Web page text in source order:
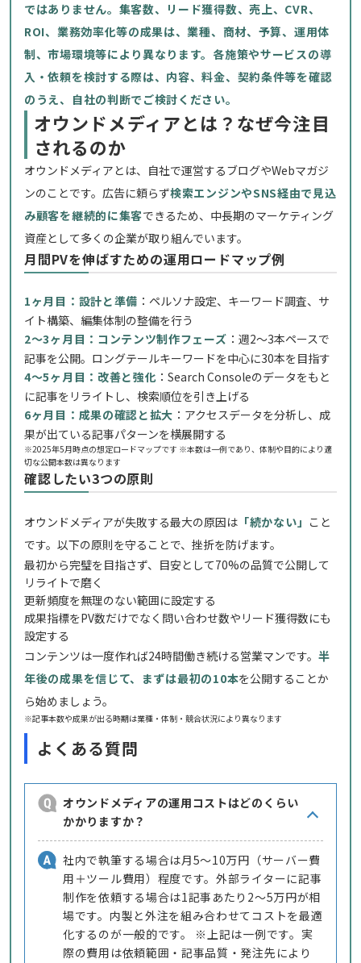
ではありません。集客数、リード獲得数、売上、CVR、
ROI、業務効率化等の成果は、業種、商材、予算、運用体
制、市場環境等により異なります。各施策やサービスの導
入・依頼を検討する際は、内容、料金、契約条件等を確認
のうえ、自社の判断でご検討ください。
オウンドメディアとは？なぜ今注目
されるのか
オウンドメディアとは、自社で運営するブログやWebマガジ
ンのことです。広告に頼らず検索エンジンやSNS経由で見込
み顧客を継続的に集客できるため、中長期のマーケティング
資産として多くの企業が取り組んでいます。
月間PVを伸ばすための運用ロードマップ例
1ヶ月目：設計と準備 ：ペルソナ設定、キーワード調査、サ
イト構築、編集体制の整備を行う
2〜3ヶ月目：コンテンツ制作フェーズ ：週2〜3本ペースで
記事を公開。ロングテールキーワードを中心に30本を目指す
4〜5ヶ月目：改善と強化 ：Search Consoleのデータをもと
に記事をリライトし、検索順位を引き上げる
6ヶ月目：成果の確認と拡大 ：アクセスデータを分析し、成
果が出ている記事パターンを横展開する
※2025年5月時点の想定ロードマップです ※本数は一例であり、体制や目的により適
切な公開本数は異なります
確認したい3つの原則
オウンドメディアが失敗する最大の原因は 「続かない」 こと
です。以下の原則を守ることで、挫折を防げます。
最初から完璧を目指さず、目安として70%の品質で公開して
リライトで磨く
更新頻度を無理のない範囲に設定する
成果指標をPV数だけでなく問い合わせ数やリード獲得数にも
設定する
コンテンツは一度作れば24時間働き続ける営業マンです。 半
年後の成果を信じて、まずは最初の10本を公開することか
ら始めましょう。
※記事本数や成果が出る時期は業種・体制・競合状況により異なります
よくある質問
オウンドメディアの運用コストはどのくらい
かかりますか？
社内で執筆する場合は月5〜10万円（サーバー費
用＋ツール費用）程度です。外部ライターに記事
制作を依頼する場合は1記事あたり2〜5万円が相
場です。内製と外注を組み合わせてコストを最適
化するのが一般的です。 ※上記は一例です。実
際の費用は依頼範囲・記事品質・発注先により